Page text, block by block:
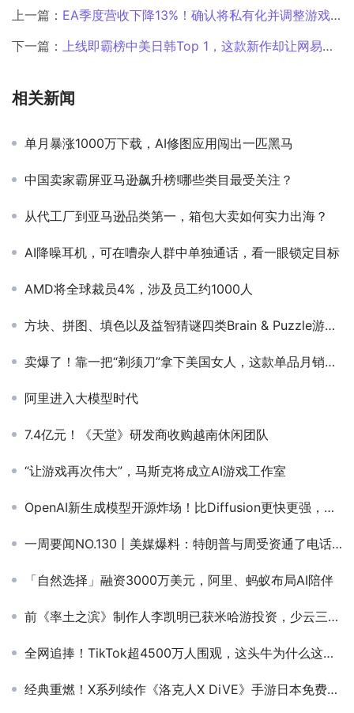
上一篇： EA季度营收下降13%！确认将私有化并调整游戏战略
下一篇： 上线即霸榜中美日韩Top 1，这款新作却让网易自家策划打起来了
相关新闻
单月暴涨1000万下载，AI修图应用闯出一匹黑马
中国卖家霸屏亚马逊飙升榜!哪些类目最受关注？
从代工厂到亚马逊品类第一，箱包大卖如何实力出海？
AI降噪耳机，可在嘈杂人群中单独通话，看一眼锁定目标
AMD将全球裁员4%，涉及员工约1000人
方块、拼图、填色以及益智猜谜四类Brain & Puzzle游戏解析
卖爆了！靠一把“剃须刀”拿下美国女人，这款单品月销超百万美元
阿里进入大模型时代
7.4亿元！《天堂》研发商收购越南休闲团队
“让游戏再次伟大”，马斯克将成立AI游戏工作室
OpenAI新生成模型开源炸场！比Diffusion更快更强，清华校友宋飏一作
一周要闻NO.130丨美媒爆料：特朗普与周受资通了电话；腾讯将幻塔海外运营交回完美世界；阿里巴巴进军非洲；xAI再融60亿美元
「自然选择」融资3000万美元，阿里、蚂蚁布局AI陪伴
前《率土之滨》制作人李凯明已获米哈游投资，少云三七或参投
全网追捧！TikTok超4500万人围观，这头牛为什么这么火？
经典重燃！X系列续作《洛克人X DiVE》手游日本免费榜夺冠！